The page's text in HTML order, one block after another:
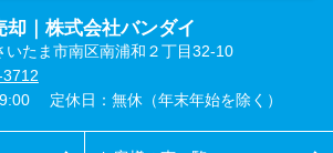
却｜株式会社バンダイ
いたま市南区南浦和２丁目32-10
定休日：無休（年末年始を除く）